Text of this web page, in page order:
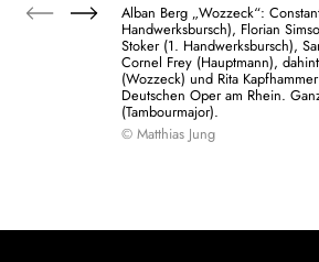
Alban Berg „Wozzeck“:
Handwerksbursch), Florian
Stoker (1. Handwerksbursch),
Cornel Frey (Hauptmann),
(Wozzeck) und Rita
Deutschen Oper am Rhein.
(Tambourmajor).
© Matthias Jung